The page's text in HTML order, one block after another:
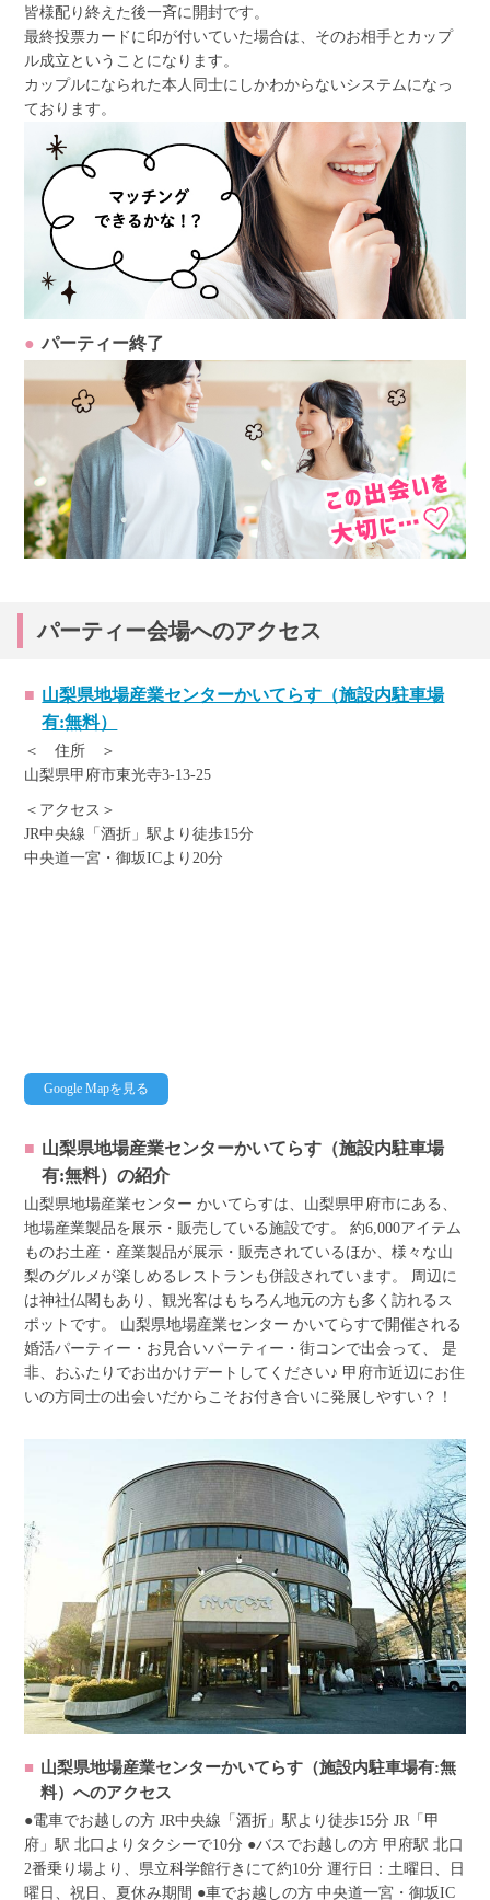
皆様配り終えた後一斉に開封です。
最終投票カードに印が付いていた場合は、そのお相手とカップ
ル成立ということになります。
カップルになられた本人同士にしかわからないシステムになっ
ております。
パーティー終了
パーティー会場へのアクセス
山梨県地場産業センターかいてらす（施設内駐車場
有:無料）
＜ 住所 ＞
山梨県甲府市東光寺3-13-25
＜アクセス＞
JR中央線「酒折」駅より徒歩15分
中央道一宮・御坂ICより20分
Google Mapを見る
山梨県地場産業センターかいてらす（施設内駐車場
有:無料）の紹介
山梨県地場産業センター かいてらすは、山梨県甲府市にある、
地場産業製品を展示・販売している施設です。 約6,000アイテム
ものお土産・産業製品が展示・販売されているほか、様々な山
梨のグルメが楽しめるレストランも併設されています。 周辺に
は神社仏閣もあり、観光客はもちろん地元の方も多く訪れるス
ポットです。 山梨県地場産業センター かいてらすで開催される
婚活パーティー・お見合いパーティー・街コンで出会って、 是
非、おふたりでお出かけデートしてください♪ 甲府市近辺にお住
いの方同士の出会いだからこそお付き合いに発展しやすい？！
山梨県地場産業センターかいてらす（施設内駐車場有:無
料）へのアクセス
●電車でお越しの方 JR中央線「酒折」駅より徒歩15分 JR「甲
府」駅 北口よりタクシーで10分 ●バスでお越しの方 甲府駅 北口
2番乗り場より、県立科学館行きにて約10分 運行日：土曜日、日
曜日、祝日、夏休み期間 ●車でお越しの方 中央道一宮・御坂IC